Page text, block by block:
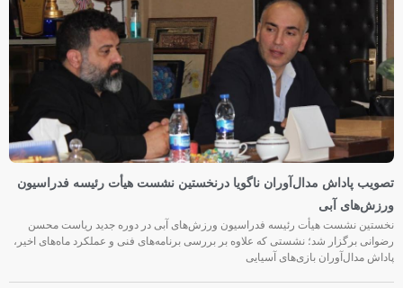
تصویب پاداش مدال‌آوران ناگویا درنخستین نشست هیأت رئیسه فدراسیون
ورزش‌های آبی
نخستین نشست هیأت رئیسه فدراسیون ورزش‌های آبی در دوره جدید ریاست محسن
رضوانی برگزار شد؛ نشستی که علاوه بر بررسی برنامه‌های فنی و عملکرد ماه‌های اخیر،
پاداش مدال‌آوران بازی‌های آسیایی